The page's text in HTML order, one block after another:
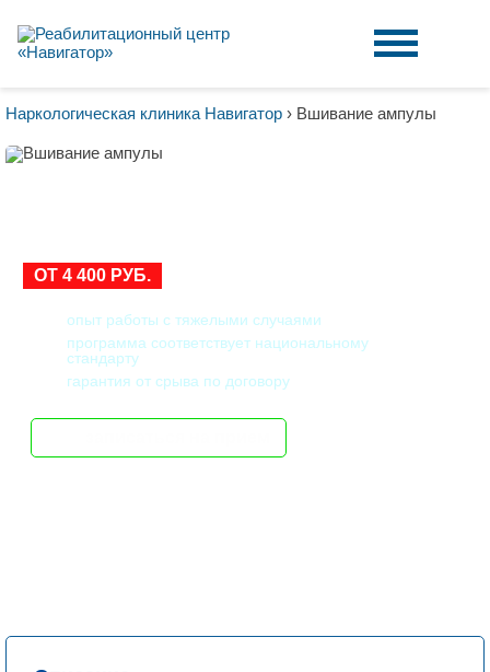
Наркологическая клиника Навигатор › Вшивание ампулы
ОТ 4 400 РУБ.
опыт работы с тяжелыми случаями
программа соответствует национальному
стандарту
гарантия от срыва по договору